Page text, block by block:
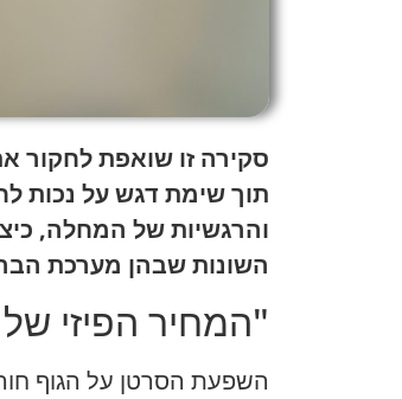
סקירה זו שואפת לחקור
תוך שימת דגש על נכות
והרגשיות של המחלה,
השונות שבהן מערכת
"המחיר הפיזי
השפעת הסרטן על הגוף